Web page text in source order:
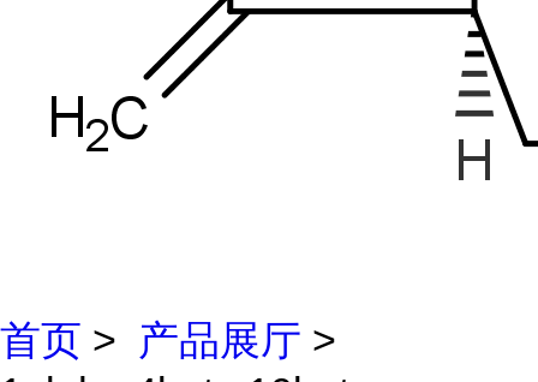
首页 > 产品展厅 >